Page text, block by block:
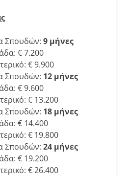
Σπουδών: 9 μήνες
€ 7.200
€ 9.900
Σπουδών: 12 μήνες
€ 9.600
€ 13.200
Σπουδών: 18 μήνες
€ 14.400
€ 19.800
Σπουδών: 24 μήνες
€ 19.200
€ 26.400